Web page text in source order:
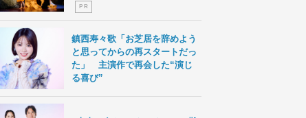
P R
鎮西寿々歌「お芝居を辞めよう
と思ってからの再スタートだっ
た」 主演作で再会した“演じ
る喜び”